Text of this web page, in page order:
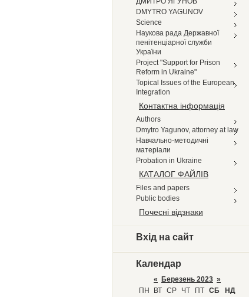
DMYTRO YAGUNOV
Science
Наукова рада Державної
пенітенціарної служби
України
Project "Support for Prison
Reform in Ukraine"
Topical Issues of the European
Integration
Контактна інформація
Authors
Dmytro Yagunov, attorney at law
Навчально-методичні
матеріали
Probation in Ukraine
КАТАЛОГ ФАЙЛІВ
Files and papers
Public bodies
Почесні відзнаки
Вхід на сайт
Календар
« Березень 2023 »
ПН
ВТ СР ЧТ ПТ СБ
НД